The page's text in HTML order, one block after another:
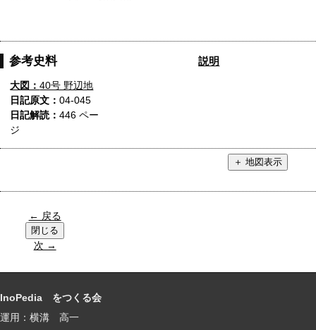
参考史料 説明
大図：40号 野辺地
日記原文：04-045
日記解読：446 ペー
ジ
← 戻る
次 →
InoPedia をつくる会
運用：横溝 高一